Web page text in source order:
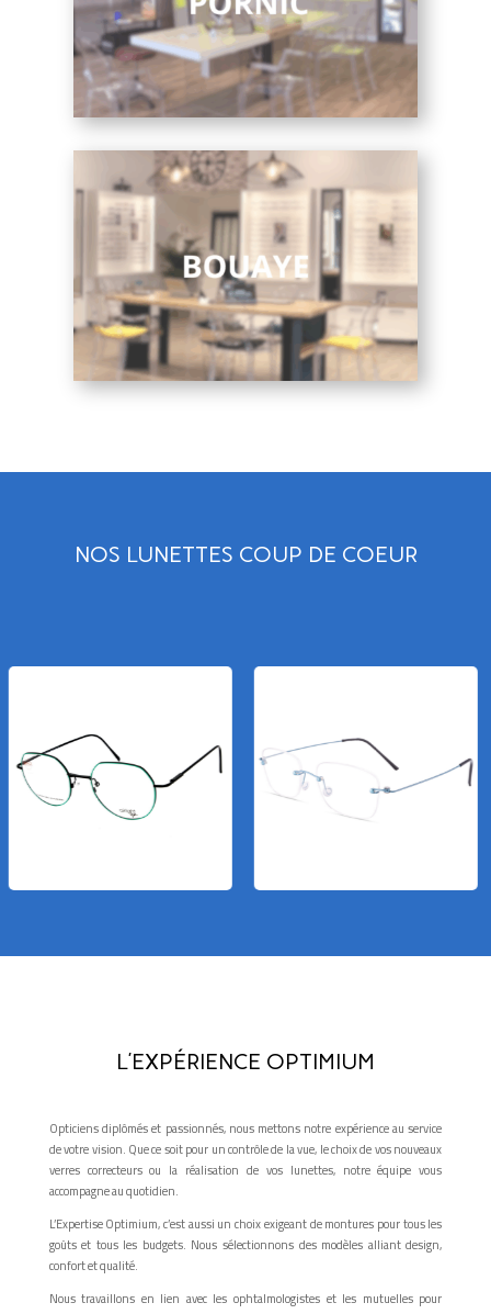
NOS LUNETTES COUP DE COEUR
L’EXPÉRIENCE OPTIMIUM
Opticiens diplômés et passionnés, nous mettons notre expérience au service
de votre vision. Que ce soit pour un contrôle de la vue, le choix de vos nouveaux
verres correcteurs ou la réalisation de vos lunettes, notre équipe vous
accompagne au quotidien.
L’Expertise Optimium, c’est aussi un choix exigeant de montures pour tous les
goûts et tous les budgets. Nous sélectionnons des modèles alliant design,
confort et qualité.
Nous travaillons en lien avec les ophtalmologistes et les mutuelles pour